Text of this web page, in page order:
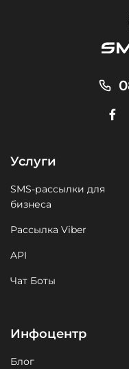
Услуги
SMS-рассылки для
бизнеса
Рассылка Viber
API
Чат Боты
Инфоцентр
Блог